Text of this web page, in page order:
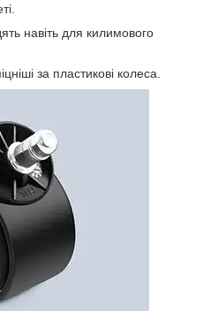
навіть для килимового
за пластикові колеса.